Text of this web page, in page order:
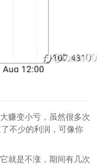
赚变小亏，虽然很多次
不少的利润，可像你
就是不涨，期间有几次